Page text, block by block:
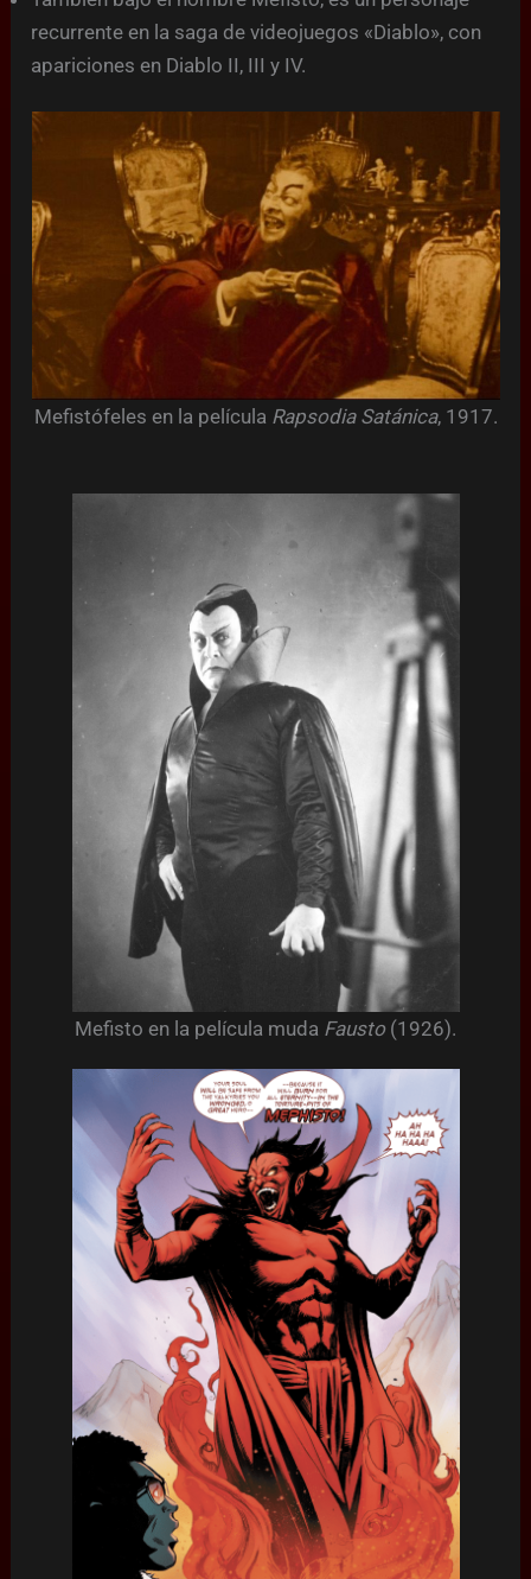
recurrente en la saga de videojuegos «Diablo», con
apariciones en Diablo II, III y IV.
Mefistófeles en la película Rapsodia Satánica, 1917.
Mefisto en la película muda Fausto (1926).